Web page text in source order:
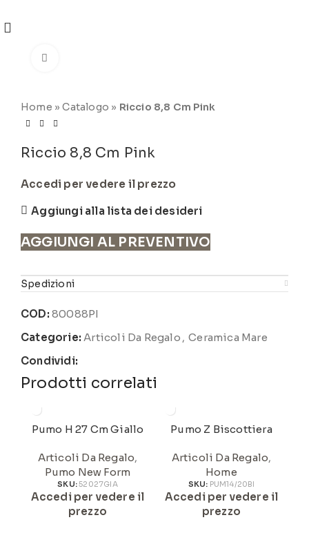
Home »Catalogo » Riccio 8,8 Cm Pink
Riccio 8,8 Cm Pink
Accedi per vedere il prezzo
Aggiungi alla lista dei desideri
AGGIUNGI AL PREVENTIVO
Spedizioni
COD: 80088PI
Categorie: Articoli Da Regalo , Ceramica Mare
Condividi:
Prodotti correlati
Pumo H 27 Cm Giallo
Articoli Da Regalo,
Pumo New Form
SKU:52027GIA
Accedi per vedere il
prezzo
Pumo Z Biscottiera
Articoli Da Regalo,
Home
SKU: PUM14/20BI
Accedi per vedere il
prezzo